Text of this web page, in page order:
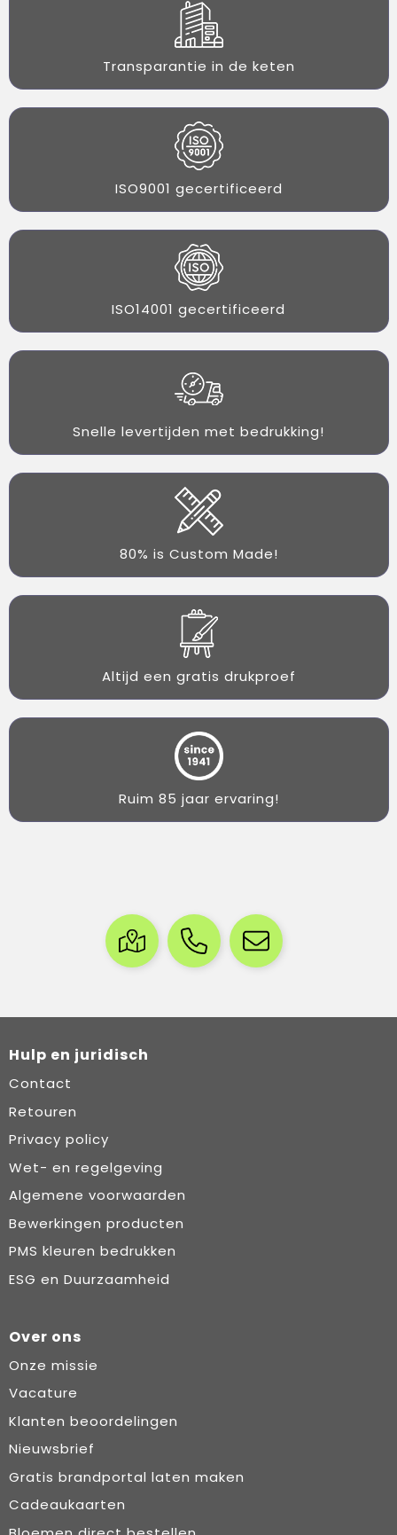
Transparantie in de keten
ISO9001 gecertificeerd
ISO14001 gecertificeerd
Snelle levertijden met bedrukking!
80% is Custom Made!
Altijd een gratis drukproef
Ruim 85 jaar ervaring!
Hulp en juridisch
Contact
Retouren
Privacy policy
Wet- en regelgeving
Algemene voorwaarden
Bewerkingen producten
PMS kleuren bedrukken
ESG en Duurzaamheid
Over ons
Onze missie
Vacature
Klanten beoordelingen
Nieuwsbrief
Gratis brandportal laten maken
Cadeaukaarten